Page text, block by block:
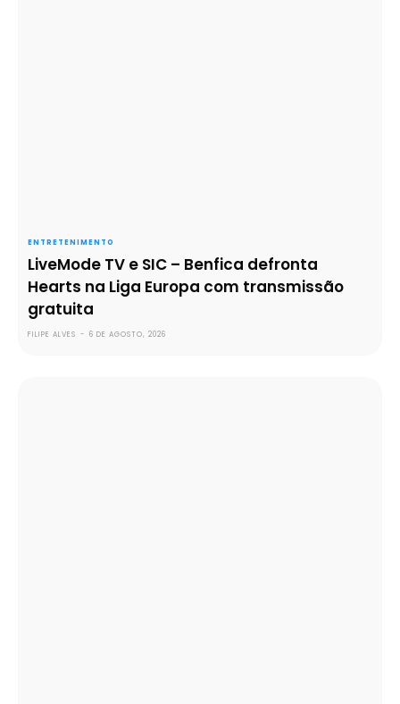
ENTRETENIMENTO
LiveMode TV e SIC – Benfica defronta
Hearts na Liga Europa com transmissão
gratuita
FILIPE ALVES - 6 DE AGOSTO, 2026